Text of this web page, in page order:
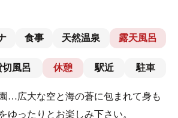
食事 天然温泉 露天風呂
切風呂 休憩 駅近 駐車
…広大な空と海の蒼に包まれて身も
ゆったりとお楽しみ下さい。